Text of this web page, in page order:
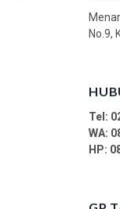
No.9,
Tel:
WA:
HP: